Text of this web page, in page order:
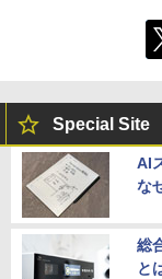
Special Site
AI
な
総
と